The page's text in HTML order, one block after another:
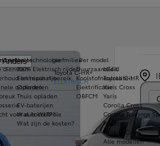
Anders
Toyota C-HR+
ELEKTRISCH
Per model
bZ4X
Toyota C-HR
Yaris Cross
Yaris
Corolla Cross
Corolla Tourings
Proace
Proace City
Alle modellen
controles
diensten
en reparatie
onderdelen
voor autocontrole
technologie
100% Elektrisch rijden
Elektrisch rijbereik
Opladen
Thuis opladen
EV-baterijen
Wat is WLTP?
Wat zijn de kosten?
Leefmilieu
Duurzaamheid
Koolstofneutraliteit
Elektrificatie
OBFCM